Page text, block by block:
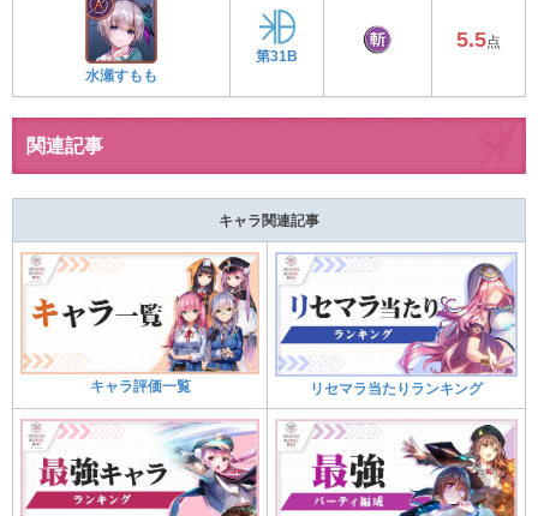
水瀬すもも
第31B
5.5点
関連記事
キャラ関連記事
キャラ評価一覧 リセマラ当たりランキング